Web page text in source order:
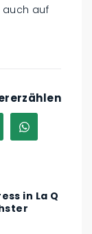
auch auf
in La Q